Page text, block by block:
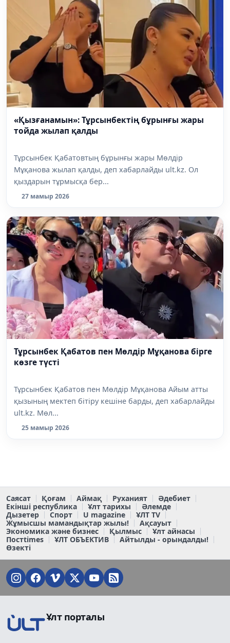
«Қызғанамын»: Тұрсынбектің бұрынғы жары
тойда жылап қалды
Тұрсынбек Қабатовтың бұрынғы жары Мөлдір
Мұқанова жылап қалды, деп хабарлайды ult.kz. Ол
қыздарын тұрмысқа бер...
27 мамыр 2026
Тұрсынбек Қабатов пен Мөлдір Мұқанова бірге
көзге түсті
Тұрсынбек Қабатов пен Мөлдір Мұқанова Айым атты
қызының мектеп бітіру кешіне барды, деп хабарлайды
ult.kz. Мөл...
25 мамыр 2026
Саясат Қоғам Аймақ Руханият
Әдебиет
Екінші республика
Ұлт тарихы
Әлемде
Дызетер
Спорт U magazine
ҰЛТ TV
Жұмысшы мамандықтар жылы!
Ақсауыт
Экономика және бизнес
Қылмыс
Ұлт айнасы
Постtimes
ҰЛТ ОБЪЕКТИВ
Айтылды - орындалды!
Өзекті
Ұлт порталы